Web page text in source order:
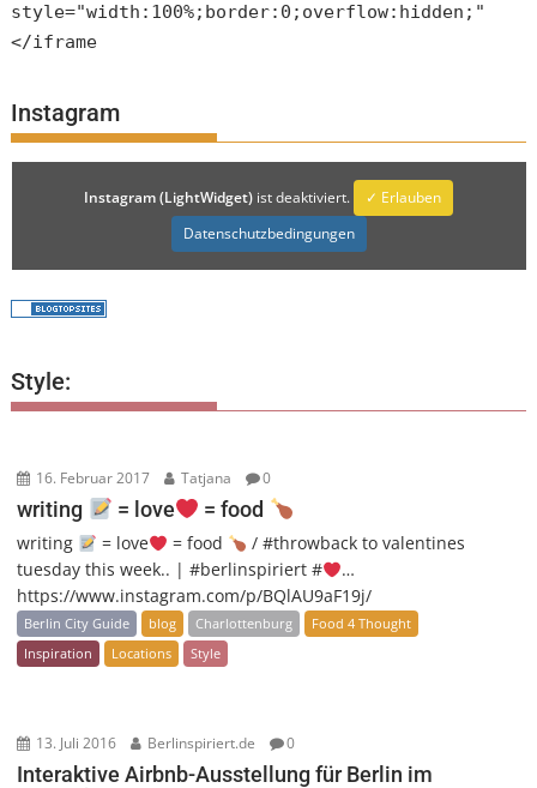
style="width:100%;border:0;overflow:hidden;"
</iframe
Instagram
Instagram (LightWidget) ist deaktiviert.
✓ Erlauben
Datenschutzbedingungen
Style:
16. Februar 2017 Tatjana 0
writing = love = food
writing = love = food
/ #throwback to valentines
tuesday this week.. | #berlinspiriert #
…
https://www.instagram.com/p/BQlAU9aF19j/
Berlin City Guide blog Charlottenburg
Food 4 Thought
Inspiration
Locations Style
13. Juli 2016 Berlinspiriert.de 0
Interaktive Airbnb-Ausstellung für Berlin im